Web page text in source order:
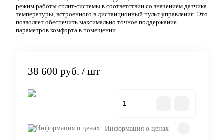
режим работы сплит-системы в соответствии со значением датчика
температуры, встроенного в дистанционный пульт управления. Это
позволяет обеспечить максимально точное поддержание
параметров комфорта в помещении.
38 600 руб. / шт
Информация о ценах